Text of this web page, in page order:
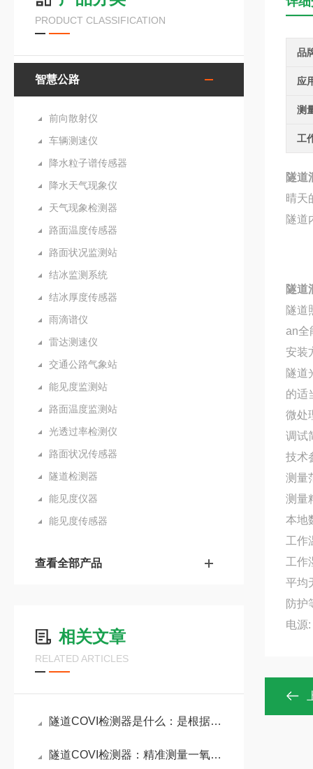
PRODUCT CLASSIFICATION
智慧公路
前向散射仪
车辆测速仪
降水粒子谱传感器
降水天气现象仪
天气现象检测器
路面温度传感器
路面状况监测站
结冰监测系统
结冰厚度传感器
雨滴谱仪
雷达测速仪
交通公路气象站
能见度监测站
路面温度监测站
光透过率检测仪
路面状况传感器
隧道检测器
能见度仪器
能见度传感器
查看全部产品
相关文章
RELATED ARTICLES
隧道COVI检测器是什么：是根据透射原理在线采集VI/CO数据的隧道检测仪器
隧道COVI检测器：精准测量一氧化碳含量与视线清晰度，保障行车环境安全
品
应
测
工
隧道
晴天
隧道
隧道
隧道
an全
安装
隧道
的适
微处
调试
技术
测量
测量
本地
工
工作
平均
防护
电源